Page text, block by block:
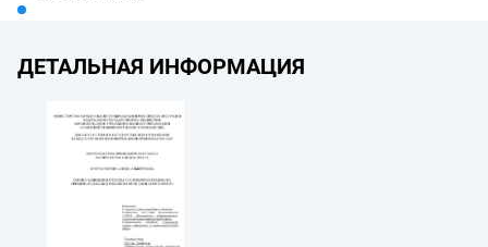
ДЕТАЛЬНАЯ ИНФОРМАЦИЯ